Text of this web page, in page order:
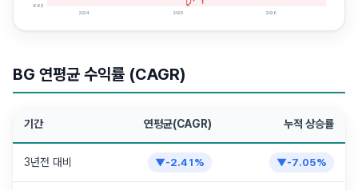
66$
2024 2025 2026
BG 연평균 수익률 (CAGR)
기간 연평균(CAGR) 누적 상승률
3년전 대비 ▼-2.41 % ▼-7.05%